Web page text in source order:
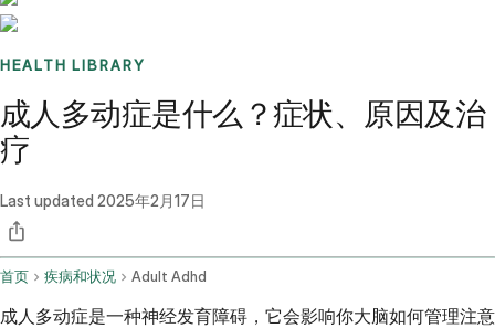
HEALTH LIBRARY
成人多动症是什么？症状、原因及治
疗
Last updated 2025年2月17日
首页 疾病和状况 Adult Adhd
成人多动症是一种神经发育障碍，它会影响你大脑如何管理注意